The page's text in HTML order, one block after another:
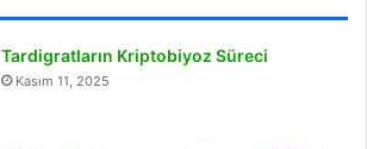
Tardigratların Kriptobiyoz Süreci
Kasım 11, 2025